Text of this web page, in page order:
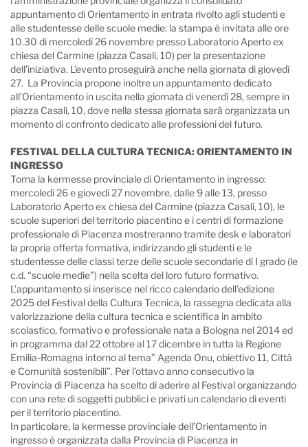
appuntamento di Orientamento in entrata rivolto agli studenti e
alle studentesse delle scuole medie: la stampa è invitata alle ore
10.30 di mercoledì 26 novembre presso Laboratorio Aperto ex
chiesa del Carmine (piazza Casali, 10) per la presentazione
dell’iniziativa. L’evento proseguirà anche nella giornata di giovedì
27. La Provincia propone inoltre un appuntamento dedicato
all’Orientamento in uscita nella giornata di venerdì 28, sempre in
piazza Casali, 10, dove nella stessa giornata sarà organizzata un
momento di confronto dedicato alle professioni del futuro.
FESTIVAL DELLA CULTURA TECNICA: ORIENTAMENTO IN
INGRESSO
Torna la kermesse provinciale di Orientamento in ingresso:
mercoledì 26 e giovedì 27 novembre, dalle 9 alle 13, presso
Laboratorio Aperto ex chiesa del Carmine (piazza Casali, 10), le
scuole superiori del territorio piacentino e i centri di formazione
professionale di Piacenza mostreranno tramite desk e laboratori
la propria offerta formativa, indirizzando gli studenti e le
studentesse delle classi terze delle scuole secondarie di I grado (le
c.d. “scuole medie”) nella scelta del loro futuro formativo.
L’appuntamento si inserisce nel ricco calendario dell’edizione
2025 del Festival della Cultura Tecnica, la rassegna dedicata alla
valorizzazione della cultura tecnica e scientifica in ambito
scolastico, formativo e professionale nata a Bologna nel 2014 ed
in programma dal 22 ottobre al 17 dicembre in tutta la Regione
Emilia-Romagna intorno al tema” Agenda Onu, obiettivo 11, Città
e Comunità sostenibili”. Per l’ottavo anno consecutivo la
Provincia di Piacenza ha scelto di aderire al Festival organizzando
con una rete di soggetti pubblici e privati un calendario di eventi
per il territorio piacentino.
In particolare, la kermesse provinciale dell’Orientamento in
ingresso è organizzata dalla Provincia di Piacenza in